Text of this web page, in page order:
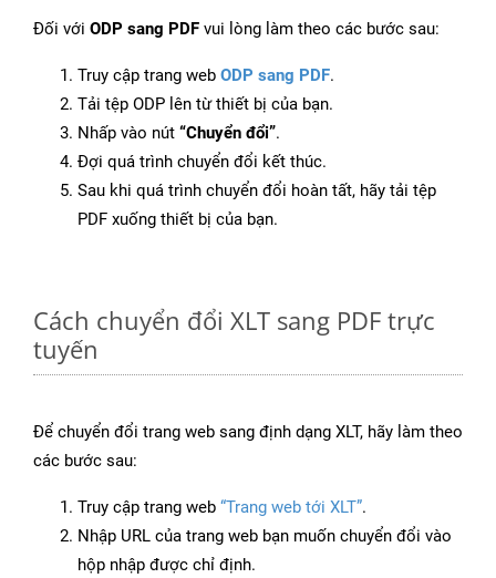
Đối với ODP sang PDF vui lòng làm theo các bước sau:
Truy cập trang web ODP sang PDF.
Tải tệp ODP lên từ thiết bị của bạn.
Nhấp vào nút “Chuyển đổi”.
Đợi quá trình chuyển đổi kết thúc.
Sau khi quá trình chuyển đổi hoàn tất, hãy tải tệp
PDF xuống thiết bị của bạn.
Cách chuyển đổi XLT sang PDF trực
tuyến
Để chuyển đổi trang web sang định dạng XLT, hãy làm theo
các bước sau:
Truy cập trang web “Trang web tới XLT”.
Nhập URL của trang web bạn muốn chuyển đổi vào
hộp nhập được chỉ định.